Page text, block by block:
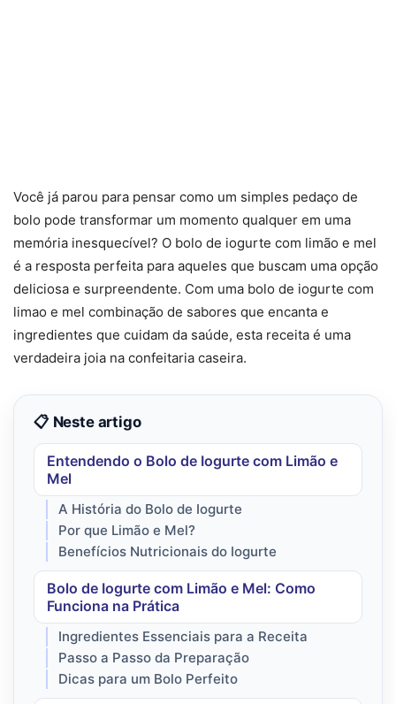
Você já parou para pensar como um simples pedaço de
bolo pode transformar um momento qualquer em uma
memória inesquecível? O bolo de iogurte com limão e mel
é a resposta perfeita para aqueles que buscam uma opção
deliciosa e surpreendente. Com uma bolo de iogurte com
limao e mel combinação de sabores que encanta e
ingredientes que cuidam da saúde, esta receita é uma
verdadeira joia na confeitaria caseira.
📋 Neste artigo
Entendendo o Bolo de Iogurte com Limão e
Mel
A História do Bolo de Iogurte
Por que Limão e Mel?
Benefícios Nutricionais do Iogurte
Bolo de Iogurte com Limão e Mel: Como
Funciona na Prática
Ingredientes Essenciais para a Receita
Passo a Passo da Preparação
Dicas para um Bolo Perfeito